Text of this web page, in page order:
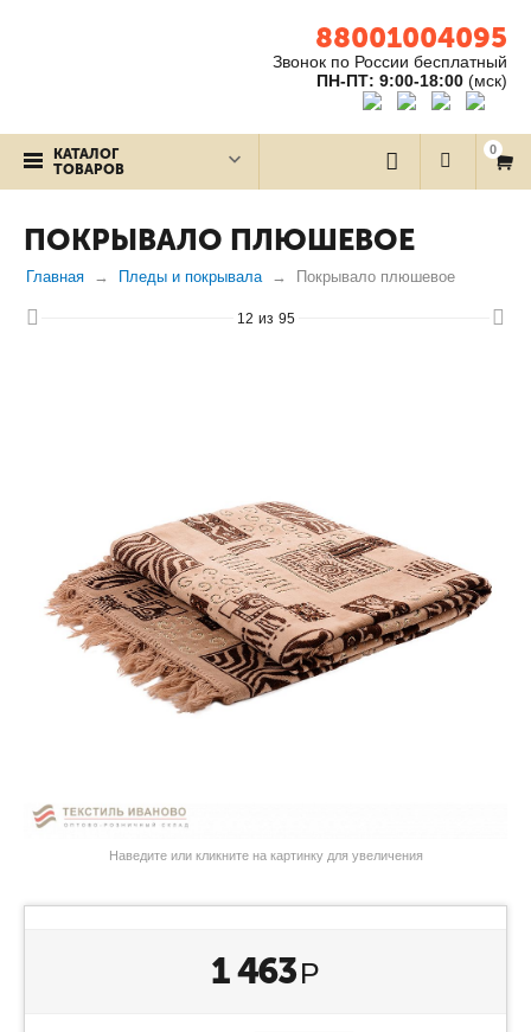
88001004095
Звонок по России бесплатный
ПН-ПТ: 9:00-18:00 (мск)
КАТАЛОГ
ТОВАРОВ
0
ПОКРЫВАЛО ПЛЮШЕВОЕ
Главная Пледы и покрывала Покрывало плюшевое
12 из 95
Наведите или кликните на картинку для увеличения
1 463 Р